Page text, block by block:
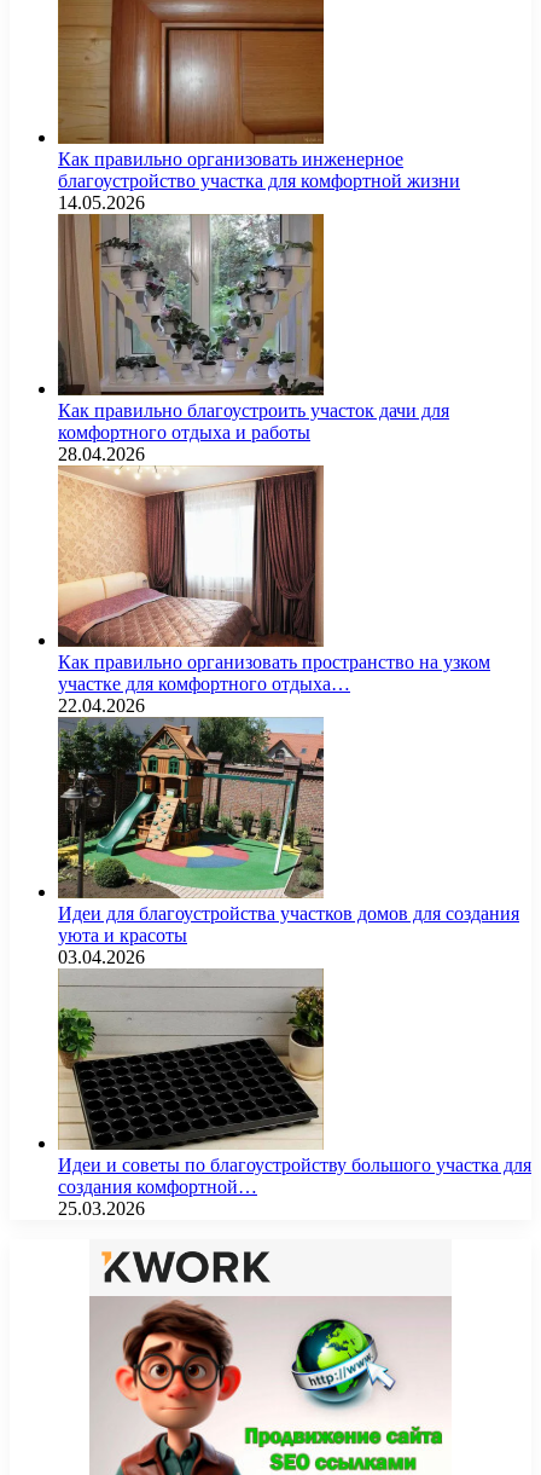
Как правильно организовать инженерное
благоустройство участка для комфортной жизни
14.05.2026
Как правильно благоустроить участок дачи для
комфортного отдыха и работы
28.04.2026
Как правильно организовать пространство на узком
участке для комфортного отдыха…
22.04.2026
Идеи для благоустройства участков домов для создания
уюта и красоты
03.04.2026
Идеи и советы по благоустройству большого участка для
создания комфортной…
25.03.2026